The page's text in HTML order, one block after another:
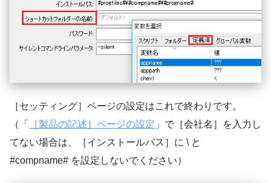
［セッティング］ページの設定はこれで終わりです。
（「
［製品の記述］ページの設定 」で［会社名］を入力し
てない場合は、［インストールパス］に \ と
#compname# を設定しないでください）